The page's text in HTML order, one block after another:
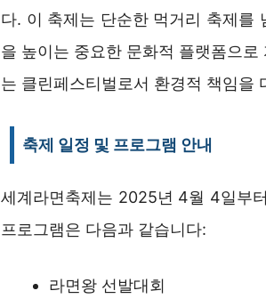
다. 이 축제는 단순한 먹거리 축제를
을 높이는 중요한 문화적 플랫폼으
는 클린페스티벌로서 환경적 책임을
축제 일정 및 프로그램 안내
세계라면축제는 2025년 4월 4일부
프로그램은 다음과 같습니다:
라면왕 선발대회